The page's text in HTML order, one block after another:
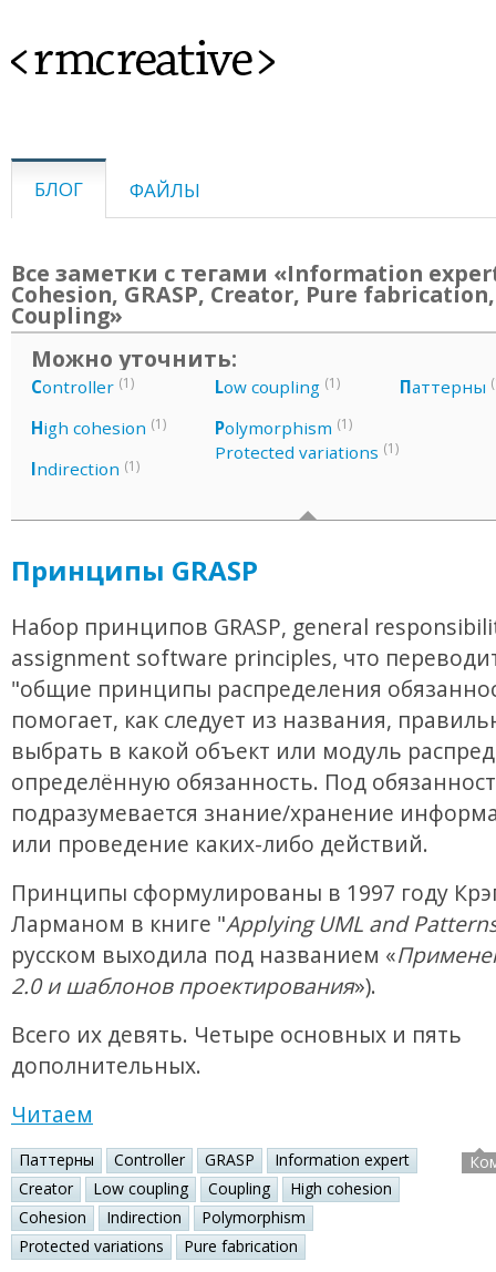
<rmcreative>
БЛОГ ФАЙЛЫ
Все заметки с тегами «Information
Cohesion, GRASP, Creator, Pure fabrication,
Coupling»
Можно уточнить:
Controller (1)
High cohesion (1)
Indirection (1)
Low coupling (1)
Polymorphism (1)
Protected variations (1)
Паттерны
Принципы GRASP
Набор принципов GRASP, general
assignment software principles, что
"общие принципы распределения
помогает, как следует из названия,
выбрать в какой объект или модуль
определённую обязанность. Под
подразумевается знание/хранение
или проведение каких-либо действий.
Принципы сформулированы в 1997 году
Ларманом в книге "Applying UML and
русском выходила под названием «
2.0 и шаблонов проектирования»).
Всего их девять. Четыре основных и пять
дополнительных.
Читаем
Паттерны Controller GRASP
Information expert
Creator
Low coupling Coupling
High cohesion
Cohesion
Indirection
Polymorphism
Protected variations
Pure fabrication